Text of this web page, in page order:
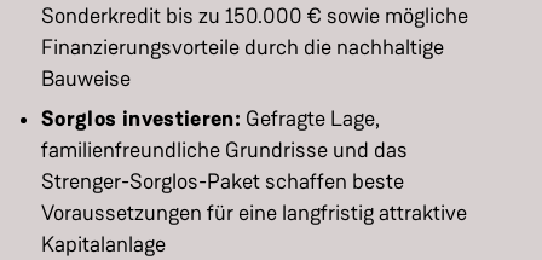
Sonderkredit bis zu 150.000 € sowie mögliche
Finanzierungsvorteile durch die nachhaltige
Bauweise
Sorglos investieren: Gefragte Lage,
familienfreundliche Grundrisse und das
Strenger-Sorglos-Paket schaffen beste
Voraussetzungen für eine langfristig attraktive
Kapitalanlage